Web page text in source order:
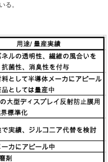
る。